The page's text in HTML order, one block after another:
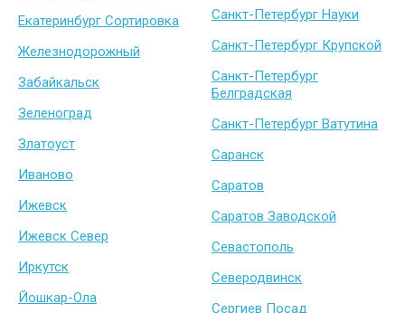
Екатеринбург Сортировка
Железнодорожный
Забайкальск
Зеленоград
Златоуст
Иваново
Ижевск
Ижевск Север
Иркутск
Йошкар-Ола
Санкт-Петербург Науки
Санкт-Петербург Крупской
Санкт-Петербург
Белградская
Санкт-Петербург Ватутина
Саранск
Саратов
Саратов Заводской
Севастополь
Северодвинск
Сергиев Посад